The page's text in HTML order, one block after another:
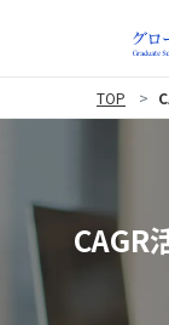
TOP
CAGR